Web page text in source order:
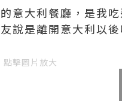
意大利餐廳，是我
說是離開意大利以
點擊圖片放大